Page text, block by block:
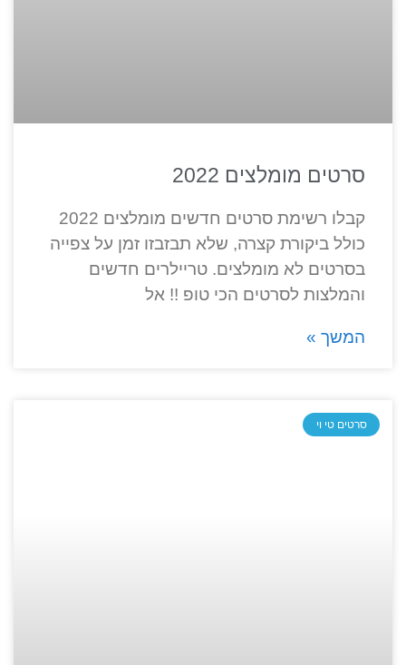
סרטים מומלצים 2022
קבלו רשימת סרטים חדשים מומלצים 2022
כולל ביקורת קצרה, שלא תבזבזו זמן על צפייה
בסרטים לא מומלצים. טריילרים חדשים
והמלצות לסרטים הכי טופ !! אל
המשך »
סרטים טי וי